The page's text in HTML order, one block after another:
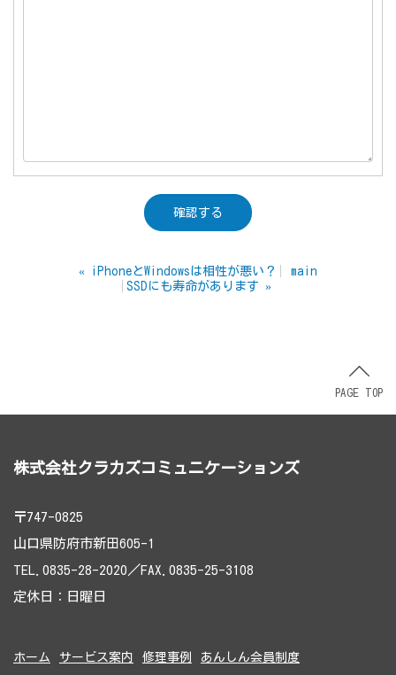
« iPhoneとWindowsは相性が悪い？
main
SSDにも寿命があります »
PAGE TOP
株式会社クラカズコミュニケーションズ
〒747-0825
山口県防府市新田605-1
TEL.0835-28-2020／FAX.0835-25-3108
定休日：日曜日
ホーム サービス案内 修理事例 あんしん会員制度